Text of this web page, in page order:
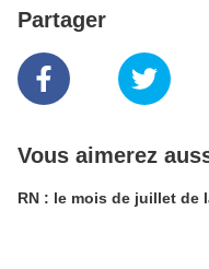
Partager
Vous aimerez
RN : le mois de juillet de